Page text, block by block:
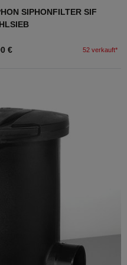
SIPHONFILTER SIF
€ 52 verkauft*